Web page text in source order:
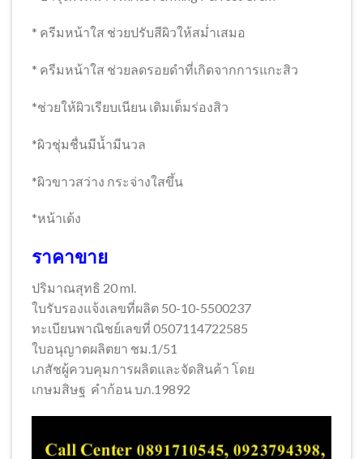
* ครีมหน้าใส ช่วยปรับสีผิวให้สม่ำเสมอ
* ครีมหน้าใส ช่วยลดรอยดำที่เกิดจากการแกะสิว
*ช่วยให้ผิวเรียบเนียน เติมเต็มร่องสิว
*ผิวชุ่มชื่นมีน้ำมีนวล
*ผิวขาวสว่าง กระจ่างใสขึ้น
*หน้าเด้ง
ราคาขาย
ปริมาณสุทธิ 20 ml.
ใบรับรองแจ้งเลขที่ผลิต 50-10-5500237
ทะเบียนพาณิชย์เลขที่ 0507114722585
ใบอนุญาตผลิตยา ชม.1/51
เภสัชผู้ควบคุมการผลิตและจัดสินค้า โดย
เกษมสิษฐ คำก้อน บภ.19892